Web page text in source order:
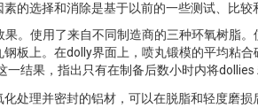
的选择和消除是基于以前的一些测试、比
果。使用了来自不同制造商的三种环氧树脂
板上。在dolly界面上，喷丸锻模的平均粘
结果，指出只有在制备后数小时内将dollies
处理并密封的铝材，可以在脱脂和轻度磨